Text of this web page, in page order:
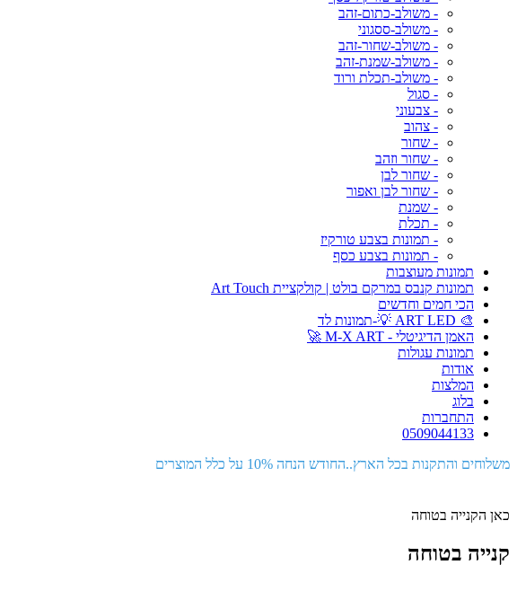
- משולב-כתום-זהב
- משולב-ססגוני
- משולב-שחור-זהב
- משולב-שמנת-זהב
- משולב-תכלת ורוד
- סגול
- צבעוני
- צהוב
- שחור
- שחור וזהב
- שחור לבן
- שחור לבן ואפור
- שמנת
- תכלת
- תמונות בצבע טורקיז
- תמונות בצבע כסף
תמונות מעוצבות
תמונות קנבס במרקם בולט | קולקציית Art Touch
הכי חמים וחדשים
🎨 ART LED 💡-תמונות לד
האמן הדיגיטלי - M-X ART 🚀
תמונות עגולות
אודות
המלצות
בלוג
התחברות
0509044133
משלוחים והתקנות בכל הארץ..החודש הנחה 10% על כלל המוצרים
כאן הקנייה בטוחה
קנייה בטוחה